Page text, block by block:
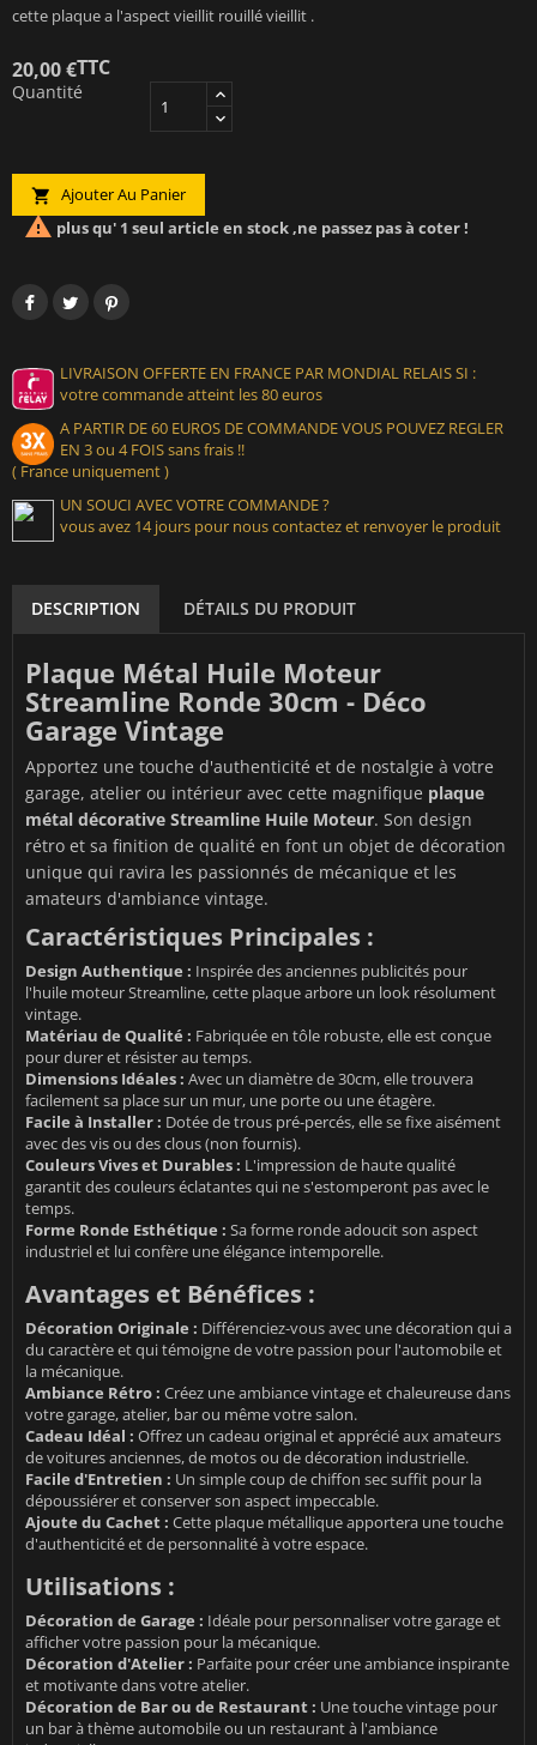
cette plaque a l'aspect vieillit rouillé vieillit .
20,00 €TTC
Quantité
 Ajouter Au Panier
 plus qu' 1 seul article en stock ,ne passez pas à coter !
LIVRAISON OFFERTE EN FRANCE PAR MONDIAL RELAIS SI :
votre commande atteint les 80 euros
A PARTIR DE 60 EUROS DE COMMANDE VOUS POUVEZ REGLER
EN 3 ou 4 FOIS sans frais !!
( France uniquement )
UN SOUCI AVEC VOTRE COMMANDE ?
vous avez 14 jours pour nous contactez et renvoyer le produit
DESCRIPTION DÉTAILS DU PRODUIT
Plaque Métal Huile Moteur
Streamline Ronde 30cm - Déco
Garage Vintage
Apportez une touche d'authenticité et de nostalgie à votre
garage, atelier ou intérieur avec cette magnifique plaque
métal décorative Streamline Huile Moteur. Son design
rétro et sa finition de qualité en font un objet de décoration
unique qui ravira les passionnés de mécanique et les
amateurs d'ambiance vintage.
Caractéristiques Principales :
Design Authentique : Inspirée des anciennes publicités pour
l'huile moteur Streamline, cette plaque arbore un look résolument
vintage.
Matériau de Qualité : Fabriquée en tôle robuste, elle est conçue
pour durer et résister au temps.
Dimensions Idéales : Avec un diamètre de 30cm, elle trouvera
facilement sa place sur un mur, une porte ou une étagère.
Facile à Installer : Dotée de trous pré-percés, elle se fixe aisément
avec des vis ou des clous (non fournis).
Couleurs Vives et Durables : L'impression de haute qualité
garantit des couleurs éclatantes qui ne s'estomperont pas avec le
temps.
Forme Ronde Esthétique : Sa forme ronde adoucit son aspect
industriel et lui confère une élégance intemporelle.
Avantages et Bénéfices :
Décoration Originale : Différenciez-vous avec une décoration qui a
du caractère et qui témoigne de votre passion pour l'automobile et
la mécanique.
Ambiance Rétro : Créez une ambiance vintage et chaleureuse dans
votre garage, atelier, bar ou même votre salon.
Cadeau Idéal : Offrez un cadeau original et apprécié aux amateurs
de voitures anciennes, de motos ou de décoration industrielle.
Facile d'Entretien : Un simple coup de chiffon sec suffit pour la
dépoussiérer et conserver son aspect impeccable.
Ajoute du Cachet : Cette plaque métallique apportera une touche
d'authenticité et de personnalité à votre espace.
Utilisations :
Décoration de Garage : Idéale pour personnaliser votre garage et
afficher votre passion pour la mécanique.
Décoration d'Atelier : Parfaite pour créer une ambiance inspirante
et motivante dans votre atelier.
Décoration de Bar ou de Restaurant : Une touche vintage pour
un bar à thème automobile ou un restaurant à l'ambiance